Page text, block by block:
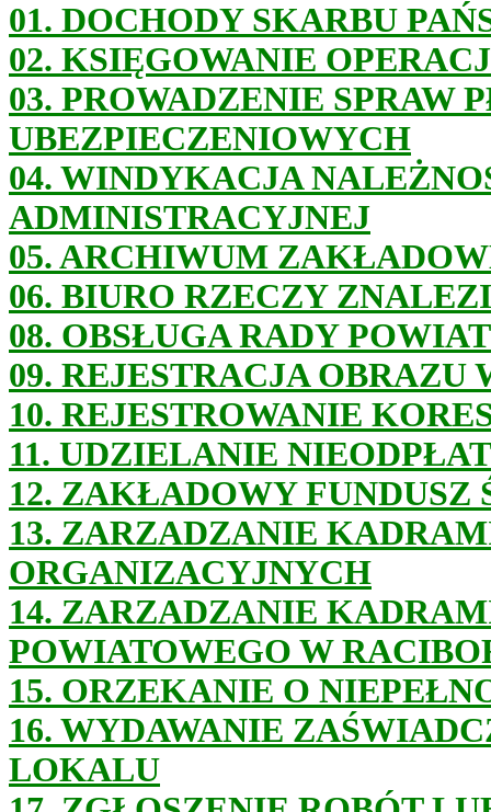
01. DOCHODY SKARBU
02. KSIĘGOWANIE
03. PROWADZENIE SPRAW
UBEZPIECZENIOWYCH
04. WINDYKACJA
ADMINISTRACYJNEJ
05. ARCHIWUM
06. BIURO RZECZY
08. OBSŁUGA RADY
09. REJESTRACJA OBRAZU
10. REJESTROWANIE
11. UDZIELANIE
12. ZAKŁADOWY
13. ZARZADZANIE
ORGANIZACYJNYCH
14. ZARZADZANIE
POWIATOWEGO W
15. ORZEKANIE O
16. WYDAWANIE
LOKALU